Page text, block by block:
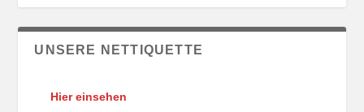
UNSERE NETTIQUETTE
Hier einsehen